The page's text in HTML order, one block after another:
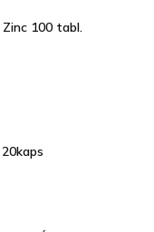
100 tabl.